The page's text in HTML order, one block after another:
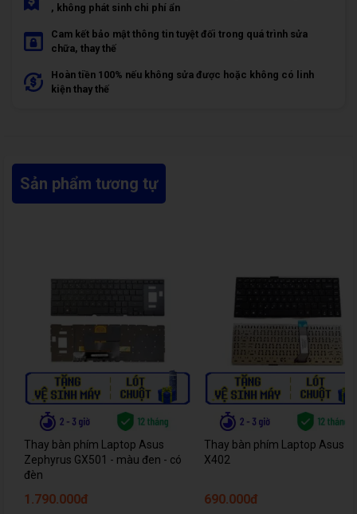
, không phát sinh chi phí ẩn
Cam kết bảo mật thông tin tuyệt đối trong quá trình sửa
chữa, thay thế
Hoàn tiền 100% nếu không sửa được hoặc không có linh
kiện thay thế
Sản phẩm tương tự
Thay bàn phím Laptop Asus
Zephyrus GX501 - màu đen - có
đèn
1.790.000đ
Thay bàn phím Laptop Asus
X402
690.000đ